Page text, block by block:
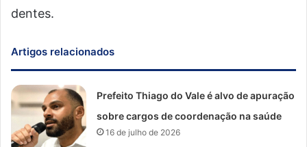
dentes.
Artigos relacionados
Prefeito Thiago do Vale é alvo de apuração
sobre cargos de coordenação na saúde
16 de julho de 2026